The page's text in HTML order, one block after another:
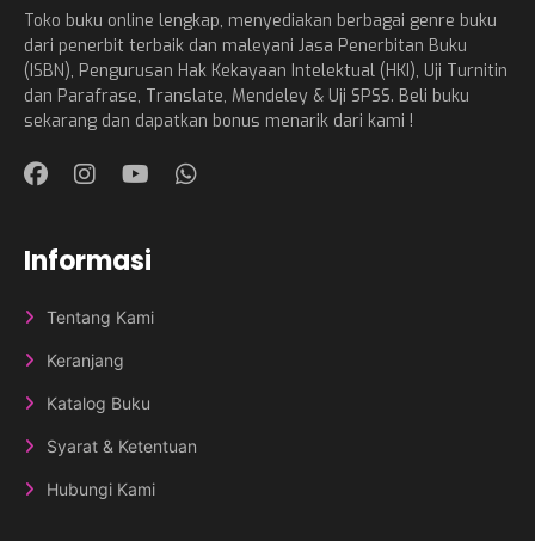
Toko buku online lengkap, menyediakan berbagai genre buku
dari penerbit terbaik dan maleyani Jasa Penerbitan Buku
(ISBN), Pengurusan Hak Kekayaan Intelektual (HKI), Uji Turnitin
dan Parafrase, Translate, Mendeley & Uji SPSS. Beli buku
sekarang dan dapatkan bonus menarik dari kami !
Informasi
Tentang Kami
Keranjang
Katalog Buku
Syarat & Ketentuan
Hubungi Kami